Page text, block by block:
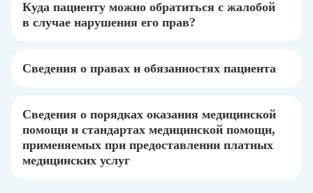
Куда пациенту можно обратиться с жалобой
в случае нарушения его прав?
Сведения о правах и обязанностях пациента
Сведения о порядках оказания медицинской
помощи и стандартах медицинской помощи,
применяемых при предоставлении платных
медицинских услуг